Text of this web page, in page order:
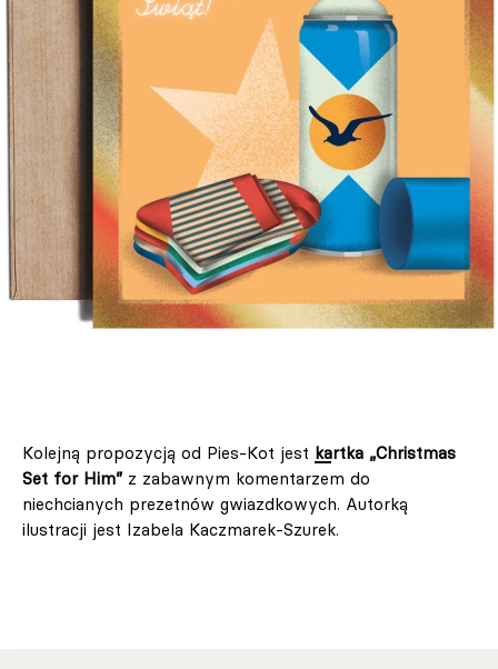
Kolejną propozycją od Pies-Kot jest kartka „Christmas
Set for Him” z zabawnym komentarzem do
niechcianych prezetnów gwiazdkowych. Autorką
ilustracji jest Izabela Kaczmarek-Szurek.